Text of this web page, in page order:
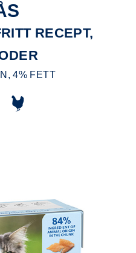
RECEPT,
4% FETT